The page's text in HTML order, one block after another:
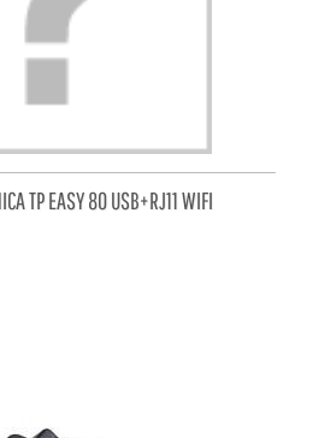
TP EASY 80 USB+RJ11 WIFI